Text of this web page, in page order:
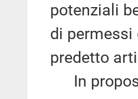
potenziali
di
predetto
In